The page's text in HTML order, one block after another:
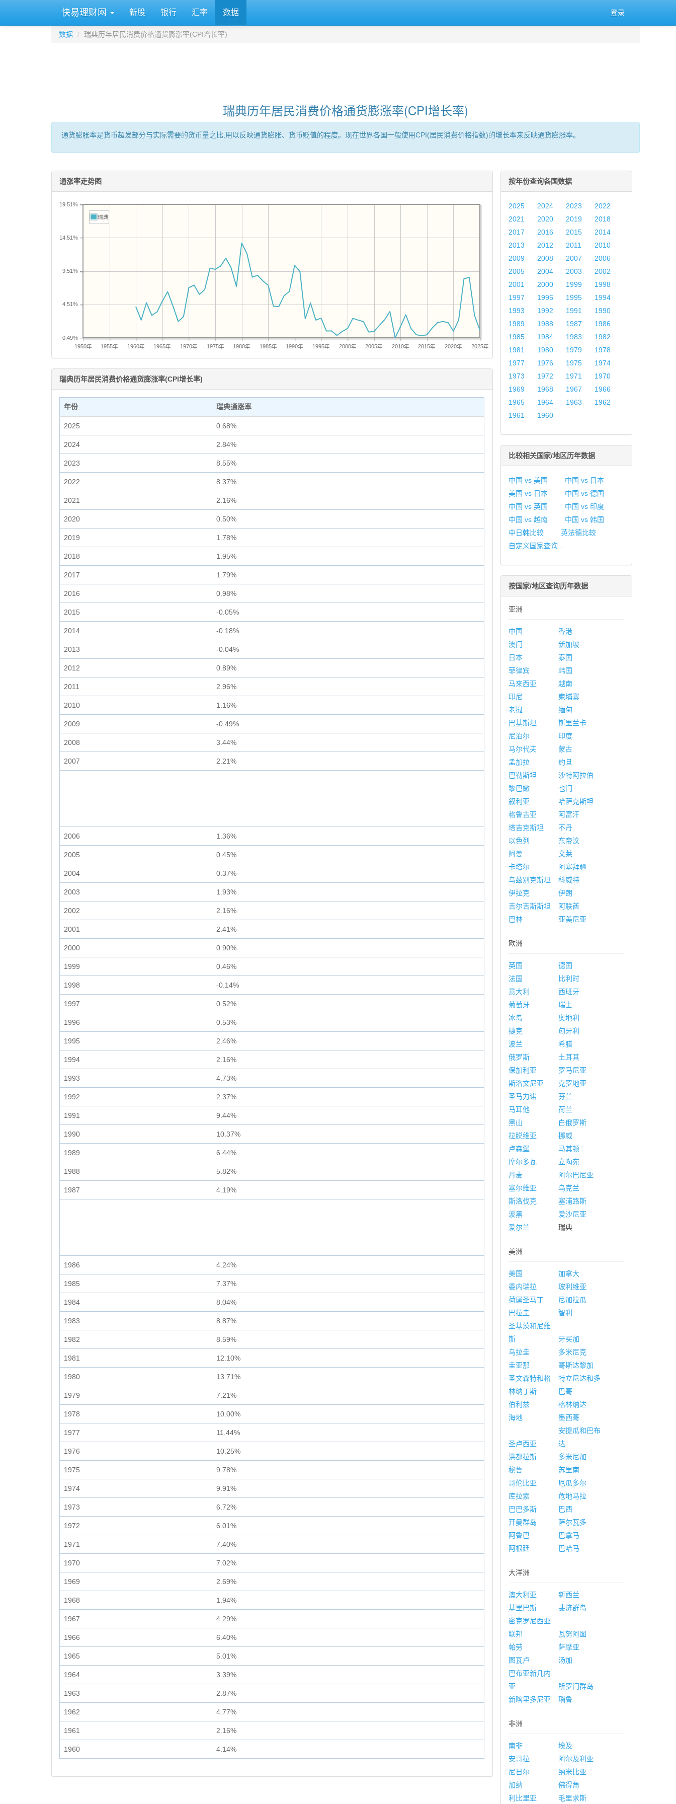
快易理财网 新股 银行 汇率 数据 登录
数据 瑞典历年居民消费价格通货膨涨率(CPI增长率)
瑞典历年居民消费价格通货膨涨率(CPI增长率)
通货膨胀率是货币超发部分与实际需要的货币量之比,用以反映通货膨胀、货币贬值的程度。现在世界各国一般使用CPI(居民消费价格指数)的增长率来反映通货膨涨率。
通涨率走势图
1950年 1955年 1960年 1965年 1970年 1975年 1980年 1985年 1990年 1995年 2000年 2005年 2010年 2015年 2020年 2025年
-0.49%
4.51%
9.51%
14.51%
19.51%
瑞典
瑞典历年居民消费价格通货膨涨率(CPI增长率)
年份 瑞典通涨率
2025 0.68%
2024 2.84%
2023 8.55%
2022 8.37%
2021 2.16%
2020 0.50%
2019 1.78%
2018 1.95%
2017 1.79%
2016 0.98%
2015 -0.05%
2014 -0.18%
2013 -0.04%
2012 0.89%
2011 2.96%
2010 1.16%
2009 -0.49%
2008 3.44%
2007 2.21%
2006 1.36%
2005 0.45%
2004 0.37%
2003 1.93%
2002 2.16%
2001 2.41%
2000 0.90%
1999 0.46%
1998 -0.14%
1997 0.52%
1996 0.53%
1995 2.46%
1994 2.16%
1993 4.73%
1992 2.37%
1991 9.44%
1990 10.37%
1989 6.44%
1988 5.82%
1987 4.19%
1986 4.24%
1985 7.37%
1984 8.04%
1983 8.87%
1982 8.59%
1981 12.10%
1980 13.71%
1979 7.21%
1978 10.00%
1977 11.44%
1976 10.25%
1975 9.78%
1974 9.91%
1973 6.72%
1972 6.01%
1971 7.40%
1970 7.02%
1969 2.69%
1968 1.94%
1967 4.29%
1966 6.40%
1965 5.01%
1964 3.39%
1963 2.87%
1962 4.77%
1961 2.16%
1960 4.14%
按年份查询各国数据
2025 2024 2023
2022
2021
2020 2019
2018
2017
2016 2015
2014
2013
2012 2011
2010
2009
2008 2007
2006
2005
2004 2003
2002
2001
2000 1999
1998
1997
1996 1995
1994
1993
1992 1991
1990
1989
1988 1987
1986
1985
1984 1983
1982
1981
1980 1979
1978
1977
1976 1975
1974
1973
1972 1971
1970
1969
1968 1967
1966
1965
1964 1963
1962
1961
1960
比较相关国家/地区历年数据
中国 vs 美国
中国 vs 日本
美国 vs 日本
中国 vs 德国
中国 vs 英国
中国 vs 印度
中国 vs 越南
中国 vs 韩国
中日韩比较
英法德比较
自定义国家查询...
按国家/地区查询历年数据
亚洲
中国
香港
澳门
新加坡
日本
泰国
菲律宾
韩国
马来西亚
越南
印尼
柬埔寨
老挝
缅甸
巴基斯坦
斯里兰卡
尼泊尔
印度
马尔代夫
蒙古
孟加拉
约旦
巴勒斯坦
沙特阿拉伯
黎巴嫩
也门
叙利亚
哈萨克斯坦
格鲁吉亚
阿富汗
塔吉克斯坦
不丹
以色列
东帝汶
阿曼
文莱
卡塔尔
阿塞拜疆
乌兹别克斯坦
科威特
伊拉克
伊朗
吉尔吉斯斯坦
阿联酋
巴林
亚美尼亚
欧洲
英国
德国
法国
比利时
意大利
西班牙
葡萄牙
瑞士
冰岛
奥地利
捷克
匈牙利
波兰
希腊
俄罗斯
土耳其
保加利亚
罗马尼亚
斯洛文尼亚
克罗地亚
圣马力诺
芬兰
马耳他
荷兰
黑山
白俄罗斯
拉脱维亚
挪威
卢森堡
马其顿
摩尔多瓦
立陶宛
丹麦
阿尔巴尼亚
塞尔维亚
乌克兰
斯洛伐克
塞浦路斯
波黑
爱沙尼亚
爱尔兰
瑞典
美洲
美国
加拿大
委内瑞拉
玻利维亚
荷属圣马丁
尼加拉瓜
巴拉圭
智利
圣基茨和尼维
斯
牙买加
乌拉圭
多米尼克
圭亚那
哥斯达黎加
圣文森特和格
林纳丁斯
特立尼达和多
巴哥
伯利兹
格林纳达
海地
墨西哥
圣卢西亚
安提瓜和巴布
达
洪都拉斯
多米尼加
秘鲁
苏里南
哥伦比亚
厄瓜多尔
库拉索
危地马拉
巴巴多斯
巴西
开曼群岛
萨尔瓦多
阿鲁巴
巴拿马
阿根廷
巴哈马
大洋洲
澳大利亚
新西兰
基里巴斯
斐济群岛
密克罗尼西亚
联邦
瓦努阿图
帕劳
萨摩亚
图瓦卢
汤加
巴布亚新几内
亚
所罗门群岛
新喀里多尼亚
瑙鲁
非洲
南非
埃及
安哥拉
阿尔及利亚
尼日尔
纳米比亚
加纳
佛得角
利比里亚
毛里求斯